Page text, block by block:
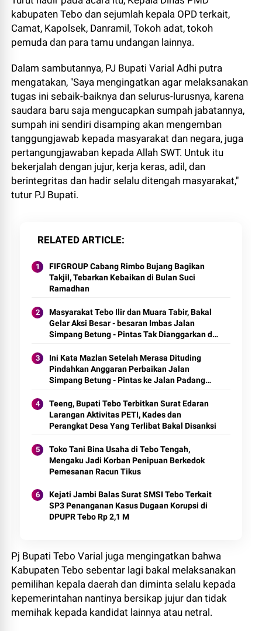
kabupaten Tebo dan sejumlah kepala OPD terkait,
Camat, Kapolsek, Danramil, Tokoh adat, tokoh
pemuda dan para tamu undangan lainnya.
Dalam sambutannya, PJ Bupati Varial Adhi putra
mengatakan, "Saya mengingatkan agar melaksanakan
tugas ini sebaik-baiknya dan selurus-lurusnya, karena
saudara baru saja mengucapkan sumpah jabatannya,
sumpah ini sendiri disamping akan mengemban
tanggungjawab kepada masyarakat dan negara, juga
pertangungjawaban kepada Allah SWT. Untuk itu
bekerjalah dengan jujur, kerja keras, adil, dan
berintegritas dan hadir selalu ditengah masyarakat,"
tutur PJ Bupati.
RELATED ARTICLE
FIFGROUP Cabang Rimbo Bujang Bagikan
Takjil, Tebarkan Kebaikan di Bulan Suci
Ramadhan
Masyarakat Tebo Ilir dan Muara Tabir, Bakal
Gelar Aksi Besar - besaran Imbas Jalan
Simpang Betung - Pintas Tak Dianggarkan di
Ini Kata Mazlan Setelah Merasa Dituding
Pindahkan Anggaran Perbaikan Jalan
Simpang Betung - Pintas ke Jalan Padang
Teeng, Bupati Tebo Terbitkan Surat Edaran
Larangan Aktivitas PETI, Kades dan
Perangkat Desa Yang Terlibat Bakal Disanksi
Toko Tani Bina Usaha di Tebo Tengah,
Mengaku Jadi Korban Penipuan Berkedok
Pemesanan Racun Tikus
Kejati Jambi Balas Surat SMSI Tebo Terkait
SP3 Penanganan Kasus Dugaan Korupsi di
DPUPR Tebo Rp 2,1 M
Pj Bupati Tebo Varial juga mengingatkan bahwa
Kabupaten Tebo sebentar lagi bakal melaksanakan
pemilihan kepala daerah dan diminta selalu kepada
kepemerintahan nantinya bersikap jujur dan tidak
memihak kepada kandidat lainnya atau netral.